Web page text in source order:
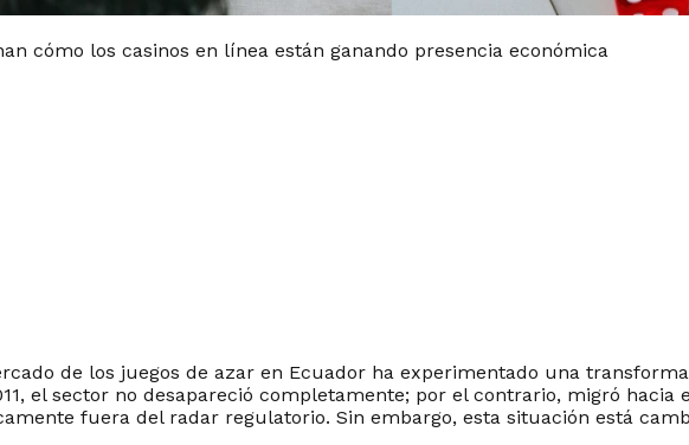
cómo los casinos en línea están ganando presencia económica
de los juegos de azar en Ecuador ha experimentado una
el sector no desapareció completamente; por el contrario, migró
fuera del radar regulatorio. Sin embargo, esta situación está